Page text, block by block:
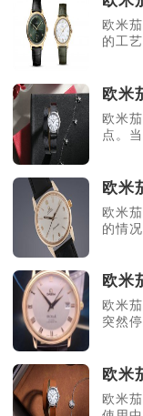
欧米
的工
欧米
欧米
点。
欧米
欧米
的情
欧米
欧米
突然
欧米
欧米